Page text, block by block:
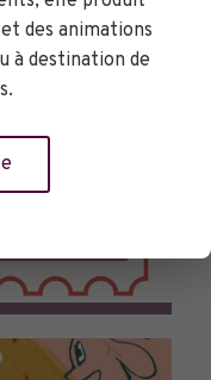
des animations
à destination de